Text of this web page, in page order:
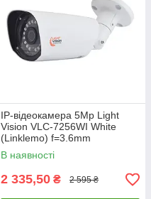
IP-відеокамера 5Mp Light
Vision VLC-7256WI White
(Linklemo) f=3.6mm
В наявності
2 335,50 ₴ 2 595 ₴